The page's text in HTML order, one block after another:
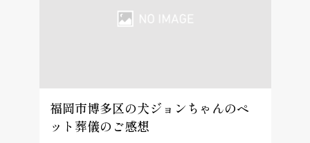
福岡市博多区の犬ジョンちゃんのペ
ット葬儀のご感想